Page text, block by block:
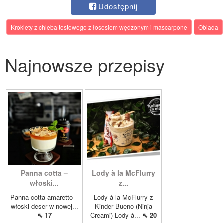
Udostępnij
Krokiety z chleba tostowego z łososiem wędzonym i mascarpone Obiada
Najnowsze przepisy
Panna cotta –
włoski...
Panna cotta amaretto –
włoski deser w nowej...
⇖ 17
Lody à la McFlurry
z...
Lody à la McFlurry z
Kinder Bueno (Ninja
Creami) Lody à... ⇖ 20